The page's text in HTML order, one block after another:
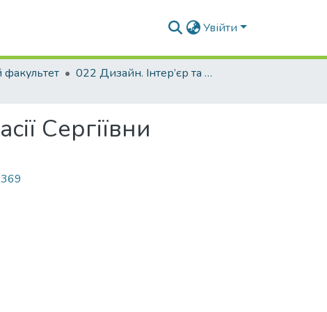
Увійти
факультет
022 Дизайн. Інтер’єр та обладнання
Сергіївни